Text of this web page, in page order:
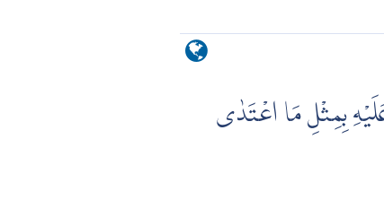
بِمِثْلِ مَا اعْتَدٰى